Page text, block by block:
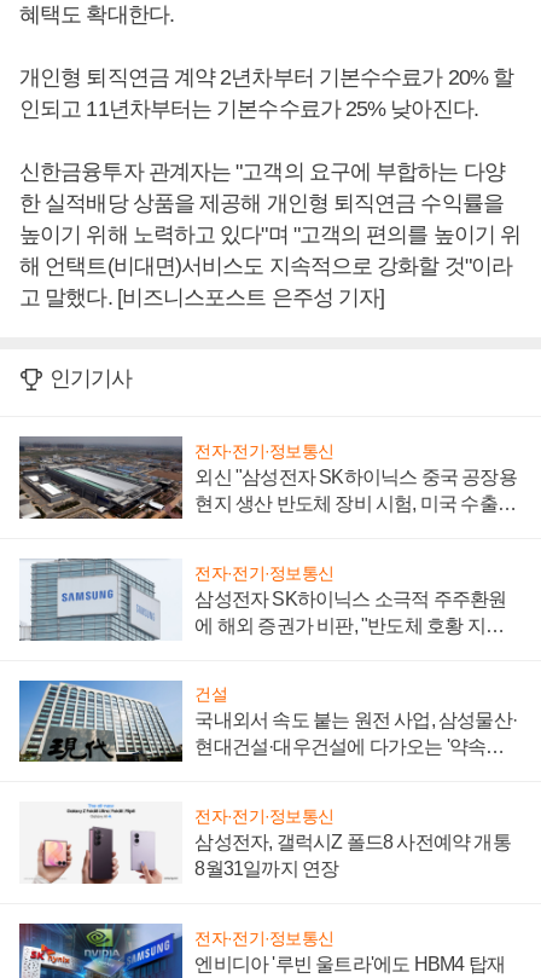
혜택도 확대한다.
개인형 퇴직연금 계약 2년차부터 기본수수료가 20% 할
인되고 11년차부터는 기본수수료가 25% 낮아진다.
신한금융투자 관계자는 "고객의 요구에 부합하는 다양
한 실적배당 상품을 제공해 개인형 퇴직연금 수익률을
높이기 위해 노력하고 있다"며 "고객의 편의를 높이기 위
해 언택트(비대면)서비스도 지속적으로 강화할 것"이라
고 말했다. [비즈니스포스트 은주성 기자]
인기기사
전자·전기·정보통신
외신 "삼성전자 SK하이닉스 중국 공장용
현지 생산 반도체 장비 시험, 미국 수출통
전자·전기·정보통신
삼성전자 SK하이닉스 소극적 주주환원
에 해외 증권가 비판, "반도체 호황 지속
건설
국내외서 속도 붙는 원전 사업, 삼성물산·
현대건설·대우건설에 다가오는 '약속의
전자·전기·정보통신
삼성전자, 갤럭시Z 폴드8 사전예약 개통
8월31일까지 연장
전자·전기·정보통신
엔비디아 '루빈 울트라'에도 HBM4 탑재